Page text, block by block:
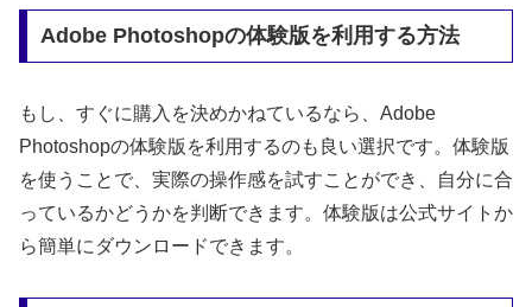
Adobe Photoshopの体験版を利用する方法
もし、すぐに購入を決めかねているなら、Adobe
Photoshopの体験版を利用するのも良い選択です。体験版
を使うことで、実際の操作感を試すことができ、自分に合
っているかどうかを判断できます。体験版は公式サイトか
ら簡単にダウンロードできます。